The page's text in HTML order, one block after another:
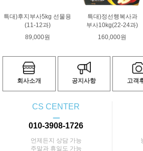
특대)후지부사5kg 선물용
(11-12과)
89,000원
특대)정선행복사과
부사10kg(22-24과)
160,000원
회사소개 공지사항 고객
CS CENTER
ㅡ
010-3908-1726
언제든지 상담 가능
주말과 휴일도 가능